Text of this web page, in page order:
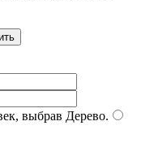
выбрав Дерево.